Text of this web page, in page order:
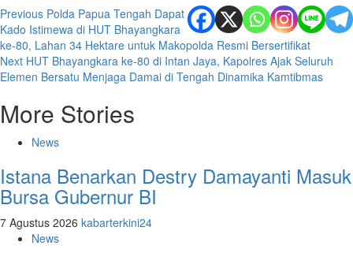
Post
navigation
Previous Polda Papua Tengah Dapat
Kado Istimewa di HUT Bhayangkara
ke-80, Lahan 34 Hektare untuk Makopolda Resmi Bersertifikat
Next HUT Bhayangkara ke-80 di Intan Jaya, Kapolres Ajak Seluruh
Elemen Bersatu Menjaga Damai di Tengah Dinamika Kamtibmas
More Stories
News
Istana Benarkan Destry Damayanti Masuk
Bursa Gubernur BI
7 Agustus 2026 kabarterkini24
News